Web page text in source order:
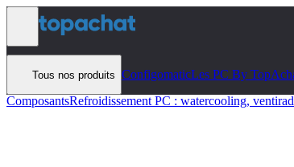
Aller au contenu
Tous nos produits ConfigomaticLes PC By
ComposantsRefroidissement PC : watercooling,